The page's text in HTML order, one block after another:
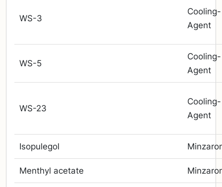
WS-3
Cooling-
Agent
WS-5
Cooling-
Agent
WS-23
Cooling-
Agent
Isopulegol
Menthyl acetate